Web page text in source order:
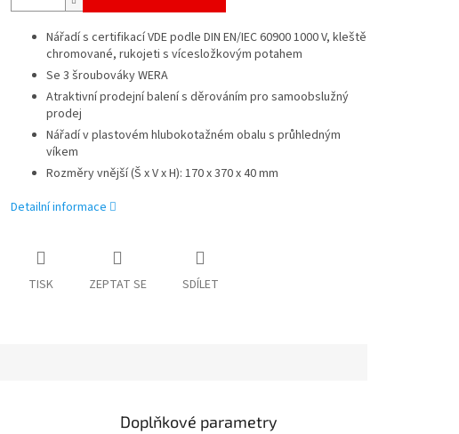
Nářadí s certifikací VDE podle DIN EN/IEC 60900 1000 V, kleště
chromované, rukojeti s vícesložkovým potahem
Se 3 šroubováky WERA
Atraktivní prodejní balení s děrováním pro samoobslužný
prodej
Nářadí v plastovém hlubokotažném obalu s průhledným
víkem
Rozměry vnější (Š x V x H): 170 x 370 x 40 mm
Detailní informace
TISK ZEPTAT SE SDÍLET
Doplňkové parametry